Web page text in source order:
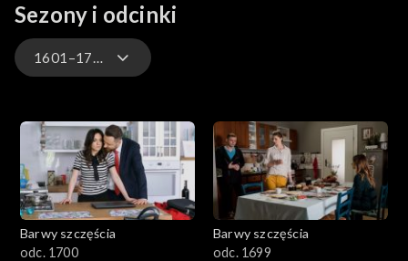
Sezony i odcinki
1601–1700
3201-3300
3101-3200
3001-3100
Barwy szczęścia
odc. 1700
Barwy szczęścia
odc. 1699